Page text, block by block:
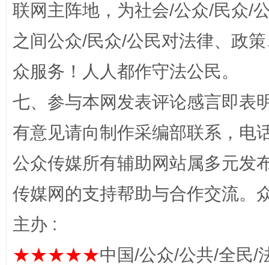
网上购药对药下症？
联网主阵地，为社会/公众/民众/
之间公众/民众/公民对法律、政
众服务！人人都作守法公民。
七、参与本网发表评论感言即表
有意见请向制作采编部联系，电
公众传媒所有辅助网站属多元发
传媒网的支持帮助与合作交流。
主办 :
★★★★★中国/公众/公共/全民/